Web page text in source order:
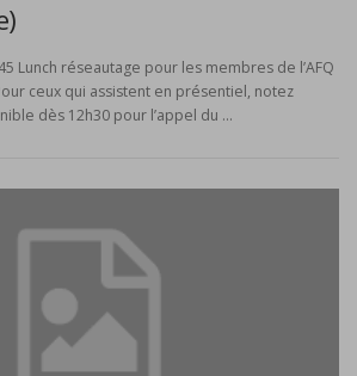
Lunch réseautage pour les membres de l’AFQ
ceux qui assistent en présentiel, notez
dès 12h30 pour l’appel du …